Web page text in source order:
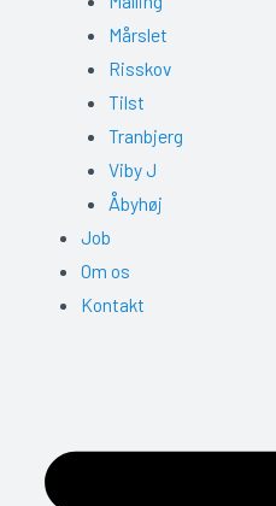
Mårslet
Risskov
Tilst
Tranbjerg
Viby J
Åbyhøj
Job
Om os
Kontakt